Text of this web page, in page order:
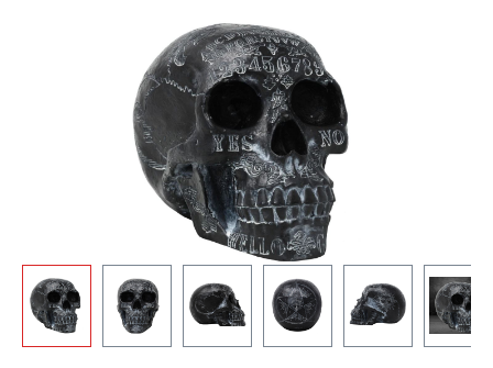
Bildergalerie überspringen